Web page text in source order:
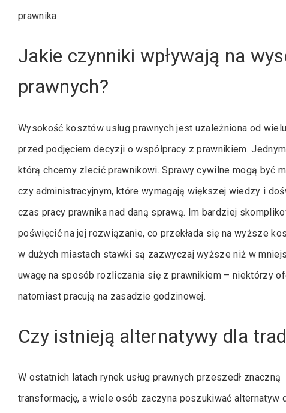
prawnika.
Jakie czynniki wpływają na
prawnych?
Wysokość kosztów usług prawnych jest uzależniona od
przed podjęciem decyzji o współpracy z prawnikiem.
którą chcemy zlecić prawnikowi. Sprawy cywilne mogą być
czy administracyjnym, które wymagają większej wiedzy i
czas pracy prawnika nad daną sprawą. Im bardziej
poświęcić na jej rozwiązanie, co przekłada się na wyższe
w dużych miastach stawki są zazwyczaj wyższe niż w
uwagę na sposób rozliczania się z prawnikiem – niektórzy
natomiast pracują na zasadzie godzinowej.
Czy istnieją alternatywy dla
W ostatnich latach rynek usług prawnych przeszedł znaczną
transformację, a wiele osób zaczyna poszukiwać alternatyw